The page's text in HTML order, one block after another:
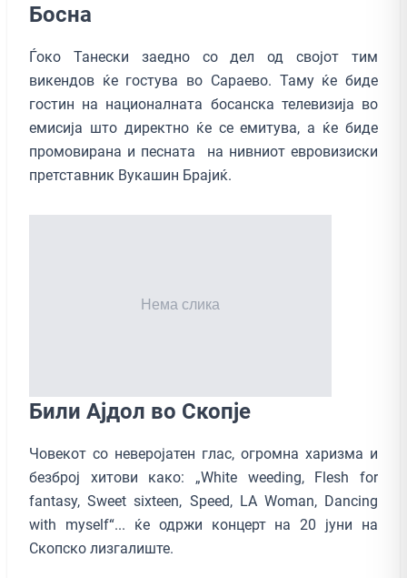
Босна
Ѓоко Танески заедно со дел од својот тим
викендов ќе гостува во Сараево. Таму ќе биде
гостин на националната босанска телевизија во
емисија што директно ќе се емитува, а ќе биде
промовирана и песната на нивниот евровизиски
претставник Вукашин Брајиќ.
Били Ајдол во Скопје
Човекот со неверојатен глас, огромна харизма и
безброј хитови како: „White weeding, Flesh for
fantasy, Sweet sixteen, Speed, LA Woman, Dancing
with myself“... ќе одржи концерт на 20 јуни на
Скопско лизгалиште.